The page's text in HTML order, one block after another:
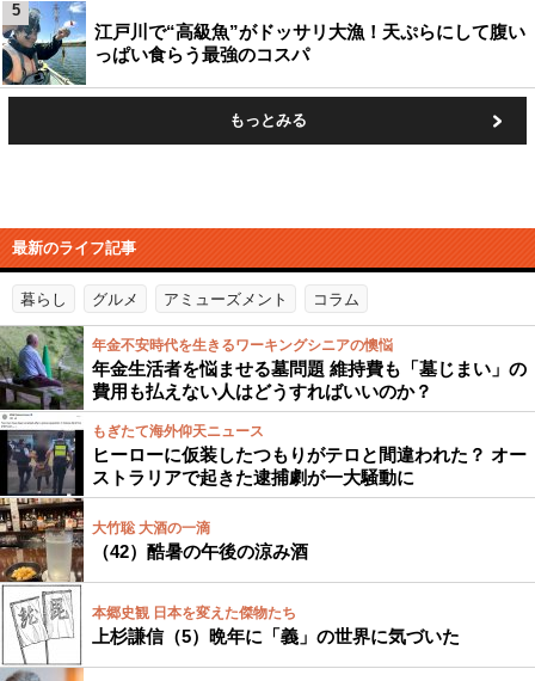
江戸川で“高級魚”がドッサリ大漁！天ぷらにして腹い
っぱい食らう最強のコスパ
5
もっとみる
最新のライフ記事
暮らし グルメ アミューズメント コラム
年金不安時代を生きるワーキングシニアの懊悩
年金生活者を悩ませる墓問題 維持費も「墓じまい」の
費用も払えない人はどうすればいいのか？
もぎたて海外仰天ニュース
ヒーローに仮装したつもりがテロと間違われた？ オー
ストラリアで起きた逮捕劇が一大騒動に
大竹聡 大酒の一滴
（42）酷暑の午後の涼み酒
本郷史観 日本を変えた傑物たち
上杉謙信（5）晩年に「義」の世界に気づいた